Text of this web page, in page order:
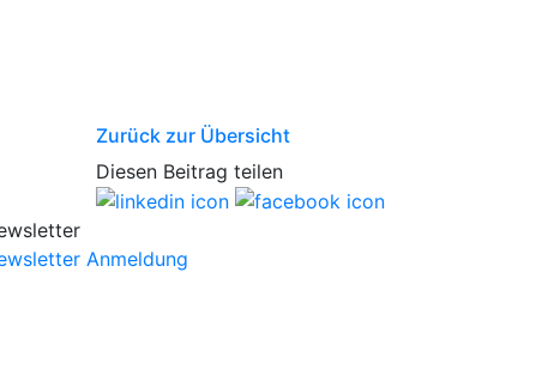
Zurück zur Übersicht
Diesen Beitrag teilen
Anmeldung